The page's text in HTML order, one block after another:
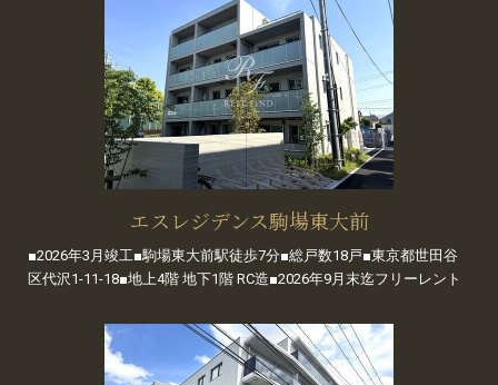
エスレジデンス駒場東大前
■2026年3月竣工■駒場東大前駅徒歩7分■総戸数18戸■東京都世田谷
区代沢1-11-18■地上4階 地下1階 RC造■2026年9月末迄フリーレント